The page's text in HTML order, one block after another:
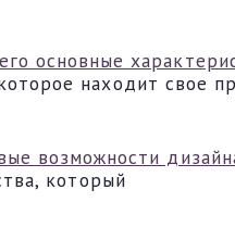
основные
находит свое
возможности
который